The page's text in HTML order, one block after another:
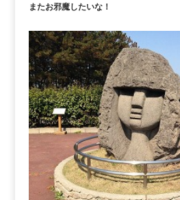
またお邪魔したいな！